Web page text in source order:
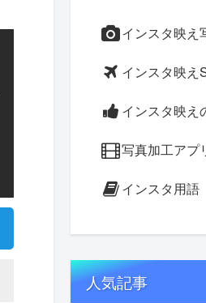
インスタ映え
インスタ映え
インスタ映え
写真加工アプ
インスタ用語
人気記事